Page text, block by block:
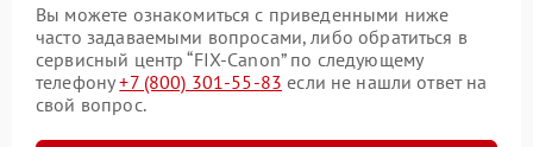
Вы можете ознакомиться с приведенными ниже
часто задаваемыми вопросами, либо обратиться в
сервисный центр “FIX-Canon” по следующему
телефону+7 (800) 301-55-83 если не нашли ответ на
свой вопрос.